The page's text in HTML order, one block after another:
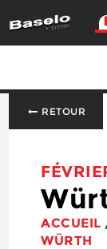
RETOUR
ACCUEIL
WÜRTH